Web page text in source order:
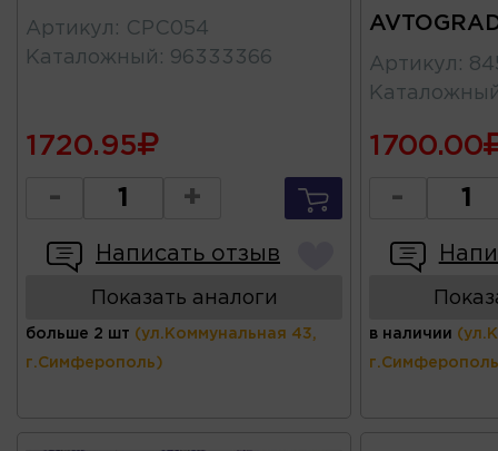
Артикул : CPC054
Каталожный : 96333366
1720.95
- +
Написать отзыв
Показать аналоги
больше 2 шт (ул.Коммунальная 43,
г.Симферополь)
Артикул :
1700.00
-
в наличии